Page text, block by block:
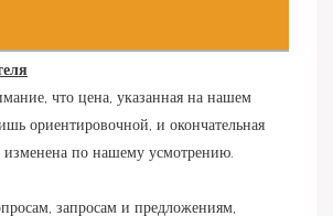
ориентировочной, и окончательная
по нашему усмотрению.